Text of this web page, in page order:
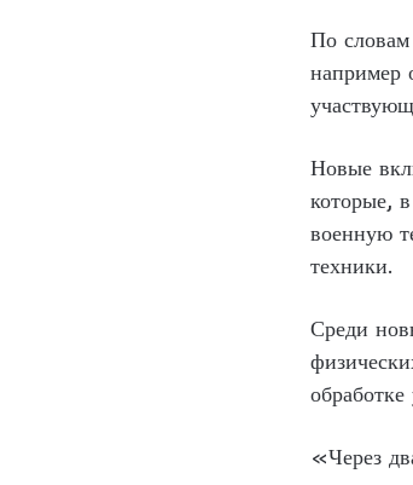
По словам
например
Новые
которые,
военную
техники.
Среди
«Через